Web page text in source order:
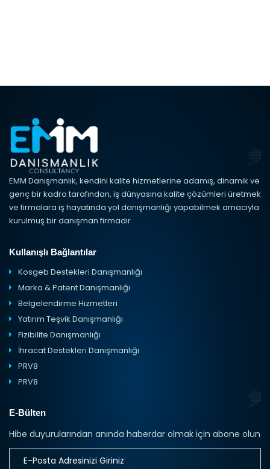
EMM Danışmanlık, kendini kalite hizmetlerine adamış, dinamik ve
genç bir kadro tarafından, iş dünyasına kalite çözümleri üretmek
ve firmalara iş hayatında yol danışmanlığı yapabilmek amacıyla
kurulmuş bir danışman firmadır
Kullanışlı Bağlantılar
Kosgeb Destekleri Danışmanlığı
Marka & Patent Danışmanlığı
Belgelendirme Hizmetleri
Yatırım Teşvik Danışmanlığı
Fizibilite Danışmanlığı
İhracat Destekleri Danışmanlığı
PRV8
PRV8
E-Bülten
Hibe duyurularından anında haberdar olmak için abone olun